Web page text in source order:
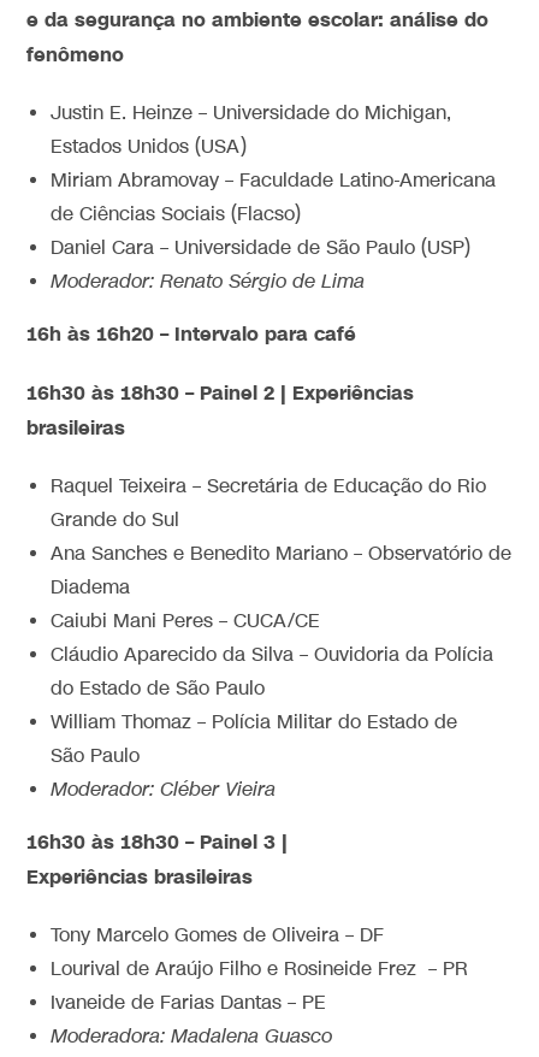
e da segurança no ambiente escolar: análise do
fenômeno
Justin E. Heinze – Universidade do Michigan,
Estados Unidos (USA)
Miriam Abramovay – Faculdade Latino-Americana
de Ciências Sociais (Flacso)
Daniel Cara – Universidade de São Paulo (USP)
Moderador: Renato Sérgio de Lima
16h às 16h20 – Intervalo para café
16h30 às 18h30 – Painel 2 | Experiências
brasileiras
Raquel Teixeira – Secretária de Educação do Rio
Grande do Sul
Ana Sanches e Benedito Mariano – Observatório de
Diadema
Caiubi Mani Peres – CUCA/CE
Cláudio Aparecido da Silva – Ouvidoria da Polícia
do Estado de São Paulo
William Thomaz – Polícia Militar do Estado de
São Paulo
Moderador: Cléber Vieira
16h30 às 18h30 – Painel 3 |
Experiências brasileiras
Tony Marcelo Gomes de Oliveira – DF
Lourival de Araújo Filho e Rosineide Frez – PR
Ivaneide de Farias Dantas – PE
Moderadora: Madalena Guasco